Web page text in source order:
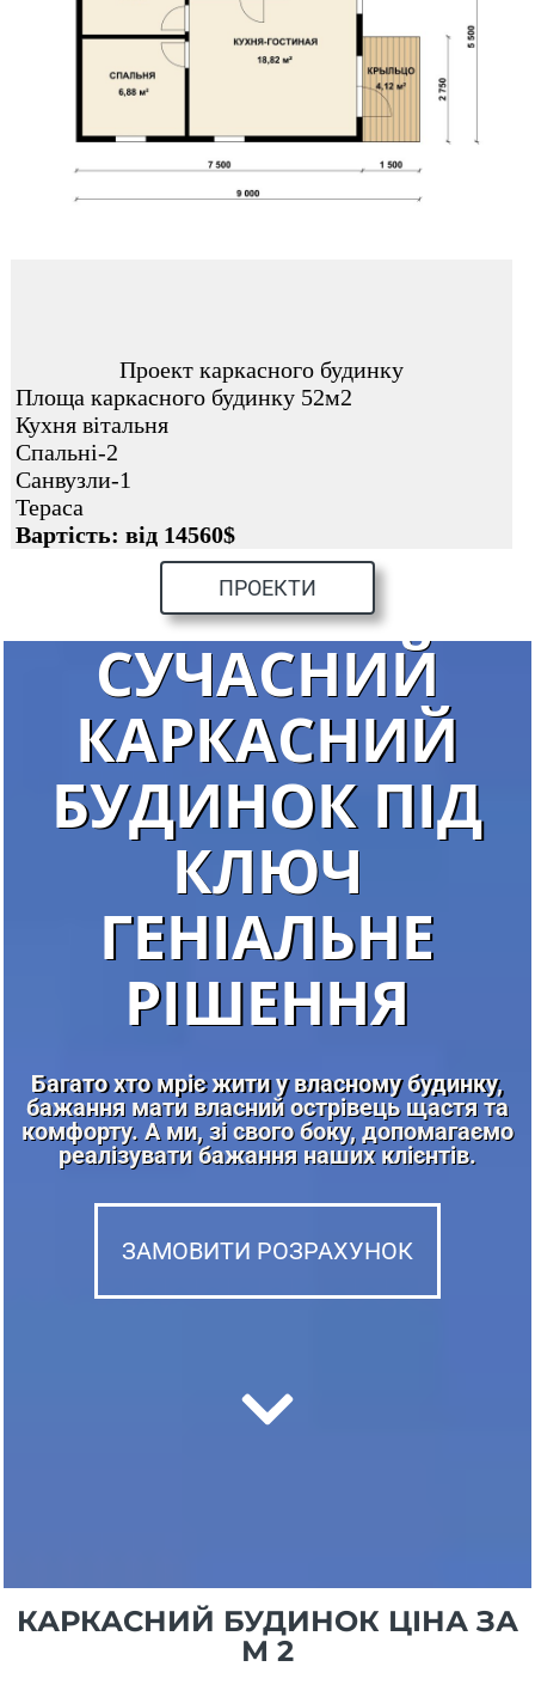
Проект каркасного будинку
Площа каркасного будинку 52м2
Кухня вітальня
Спальні-2
Санвузли-1
Тераса
Вартість: від 14560$
ПРОЕКТИ
СУЧАСНИЙ
КАРКАСНИЙ
БУДИНОК ПІД
КЛЮЧ
ГЕНІАЛЬНЕ
РІШЕННЯ
Багато хто мріє жити у власному будинку,
бажання мати власний острівець щастя та
комфорту. А ми, зі свого боку, допомагаємо
реалізувати бажання наших клієнтів.
ЗАМОВИТИ РОЗРАХУНОК
КАРКАСНИЙ БУДИНОК ЦІНА ЗА
М 2